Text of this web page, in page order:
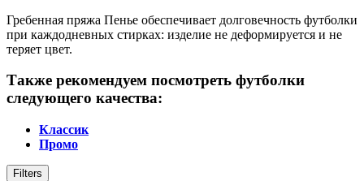
Гребенная пряжа Пенье обеспечивает долговечность футболки
при каждодневных стирках: изделие не деформируется и не
теряет цвет.
Также рекомендуем посмотреть футболки
следующего качества:
Классик
Промо
Filters